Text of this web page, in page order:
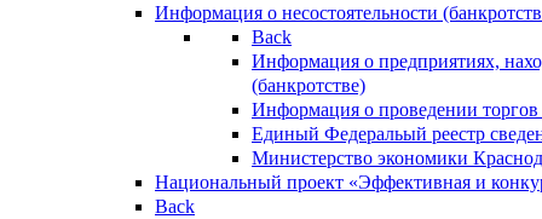
Информация о несостоятельности
Back
Информация о предприятиях,
(банкротстве)
Информация о проведении
Единый Федеральый реестр
Министерство экономики
Национальный проект «Эффективная и
Back